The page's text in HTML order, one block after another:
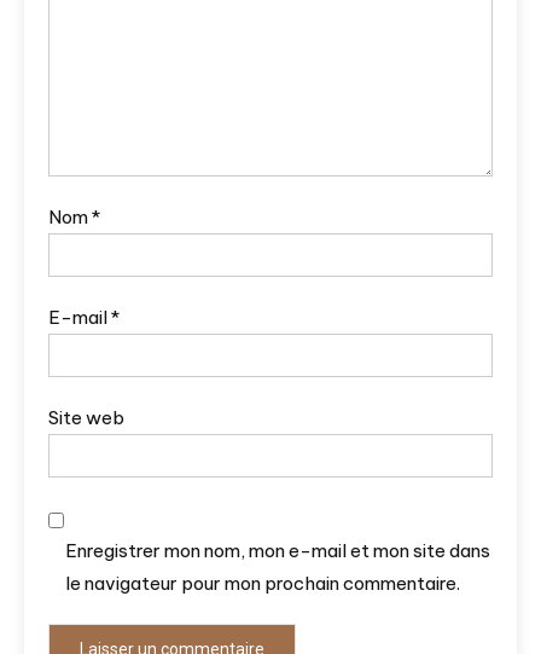
Nom*
E-mail*
Site web
Enregistrer mon nom, mon e-mail et mon site dans
le navigateur pour mon prochain commentaire.